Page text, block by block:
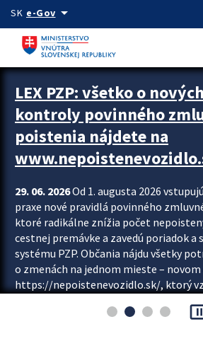
Preskocit na hlavný obsah
SK e-Govarrow_drop_down
Zastavit automatický posun upútavok
LEX PZP: všetko o
kontroly povinného
poistenia nájdete na
29. 06. 2026Od 1. augusta 2026
praxe nové pravidlá povinného
ktoré radikálne znížia počet
cestnej premávke a zavedú poriadok a
systému PZP. Občania nájdu všetky
o zmenách na jednom mieste –
https://nepoistenevozidlo.sk/, ktorý
asociácie poisťovní (SLASPO) a